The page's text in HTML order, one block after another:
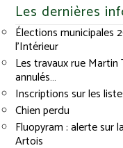
Les dernières
Élections municipales
l’Intérieur
Les travaux rue
annulés…
Inscriptions sur les
Chien perdu
Fluopyram : alerte sur
Artois